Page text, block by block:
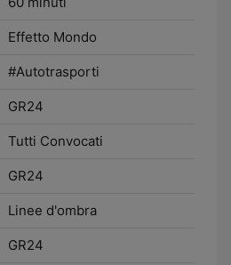
Effetto Mondo
#Autotrasporti
GR24
Tutti Convocati
GR24
Linee d'ombra
GR24